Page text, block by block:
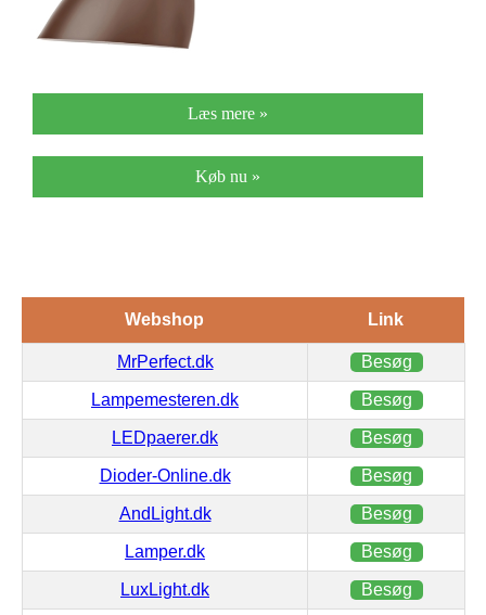
Læs mere »
Køb nu »
Webshop Link
MrPerfect.dk Besøg
Lampemesteren.dk Besøg
LEDpaerer.dk Besøg
Dioder-Online.dk Besøg
AndLight.dk Besøg
Lamper.dk Besøg
LuxLight.dk Besøg